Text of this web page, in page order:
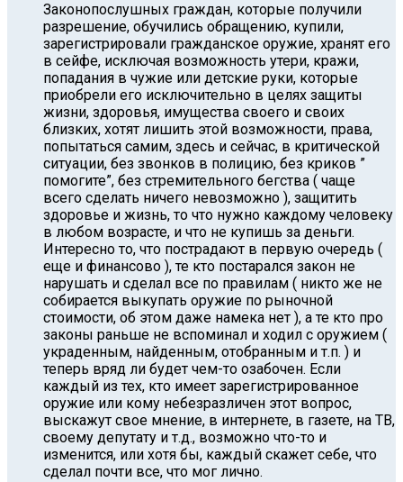
Законопослушных граждан, которые получили
разрешение, обучились обращению, купили,
зарегистрировали гражданское оружие, хранят его
в сейфе, исключая возможность утери, кражи,
попадания в чужие или детские руки, которые
приобрели его исключительно в целях защиты
жизни, здоровья, имущества своего и своих
близких, хотят лишить этой возможности, права,
попытаться самим, здесь и сейчас, в критической
ситуации, без звонков в полицию, без криков ”
помогите”, без стремительного бегства ( чаще
всего сделать ничего невозможно ), защитить
здоровье и жизнь, то что нужно каждому человеку
в любом возрасте, и что не купишь за деньги.
Интересно то, что пострадают в первую очередь (
еще и финансово ), те кто постарался закон не
нарушать и сделал все по правилам ( никто же не
собирается выкупать оружие по рыночной
стоимости, об этом даже намека нет ), а те кто про
законы раньше не вспоминал и ходил с оружием (
украденным, найденным, отобранным и т.п. ) и
теперь вряд ли будет чем-то озабочен. Если
каждый из тех, кто имеет зарегистрированное
оружие или кому небезразличен этот вопрос,
выскажут свое мнение, в интернете, в газете, на ТВ,
своему депутату и т.д., возможно что-то и
изменится, или хотя бы, каждый скажет себе, что
сделал почти все, что мог лично.